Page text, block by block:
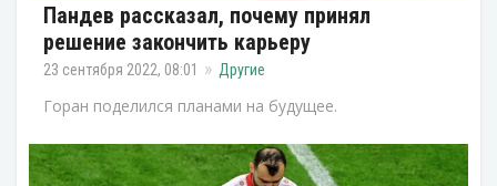
Пандев рассказал, почему принял
решение закончить карьеру
23 сентября 2022, 08:01 Другие
Горан поделился планами на будущее.